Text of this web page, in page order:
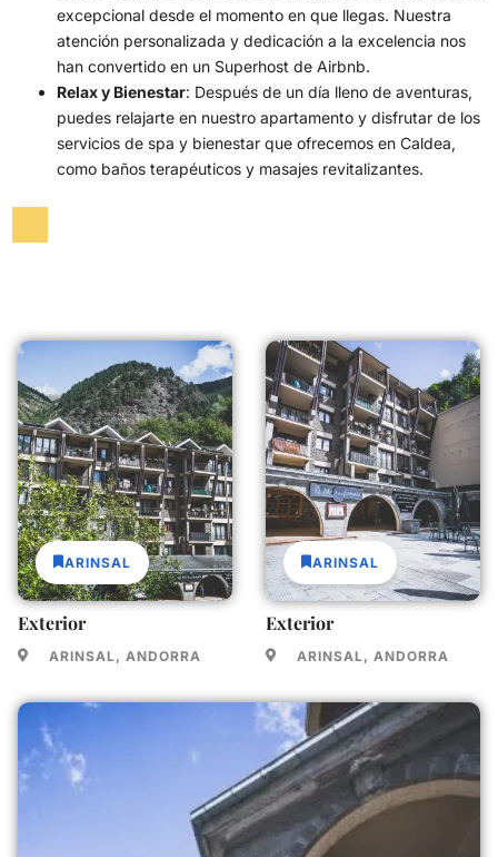
excepcional desde el momento en que llegas. Nuestra
atención personalizada y dedicación a la excelencia nos
han convertido en un Superhost de Airbnb.
Relax y Bienestar: Después de un día lleno de aventuras,
puedes relajarte en nuestro apartamento y disfrutar de los
servicios de spa y bienestar que ofrecemos en Caldea,
como baños terapéuticos y masajes revitalizantes.
ARINSAL
Exterior
ARINSAL, ANDORRA
ARINSAL
Exterior
ARINSAL, ANDORRA